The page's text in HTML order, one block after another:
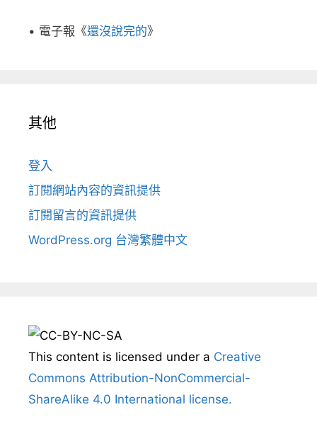
• 電子報《還沒說完的》
其他
登入
訂閱網站內容的資訊提供
訂閱留言的資訊提供
WordPress.org 台灣繁體中文
This content is licensed under a Creative
Commons Attribution-NonCommercial-
ShareAlike 4.0 International license.